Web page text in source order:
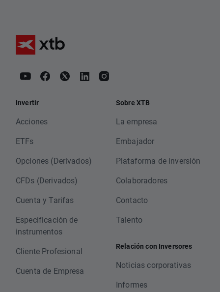
Invertir
Acciones
ETFs
Opciones (Derivados)
CFDs (Derivados)
Cuenta y Tarifas
Especificación de
instrumentos
Cliente Profesional
Cuenta de Empresa
Sobre XTB
La empresa
Embajador
Plataforma de inversión
Colaboradores
Contacto
Talento
Relación con Inversores
Noticias corporativas
Informes